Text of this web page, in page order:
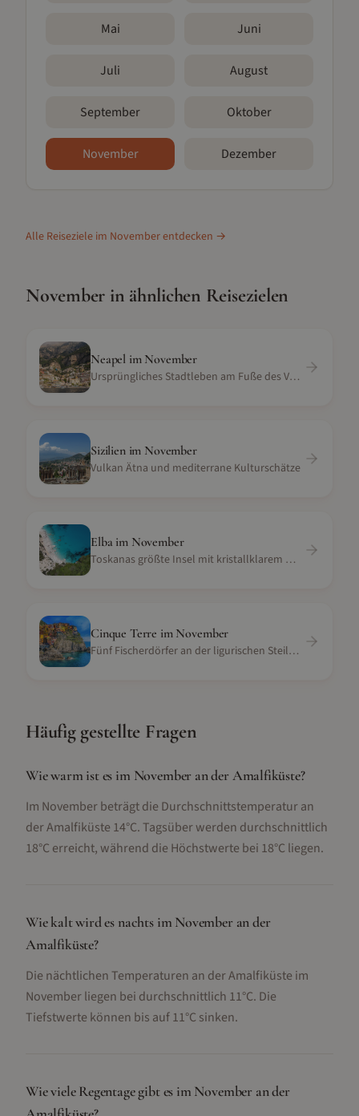
Mai Juni
Juli August
September Oktober
November Dezember
Alle Reiseziele im Novemberentdecken →
November in ähnlichen Reisezielen
Neapel im November
Ursprüngliches Stadtleben am Fuße des Vesuvs
Sizilienim November
Vulkan Ätna und mediterrane Kulturschätze
Elba im November
Toskanas größte Insel mit kristallklarem Wasser
Cinque Terre im November
Fünf Fischerdörfer an der ligurischen Steilküste
Häufig gestellte Fragen
Wie warm ist es im November an der Amalfiküste?
Im November beträgt die Durchschnittstemperatur an
der Amalfiküste 14°C. Tagsüber werden durchschnittlich
18°C erreicht, während die Höchstwerte bei 18°C liegen.
Wie kalt wird es nachts im November an der
Amalfiküste?
Die nächtlichen Temperaturen an der Amalfiküste im
November liegen bei durchschnittlich 11°C. Die
Tiefstwerte können bis auf 11°C sinken.
Wie viele Regentage gibt es im November an der